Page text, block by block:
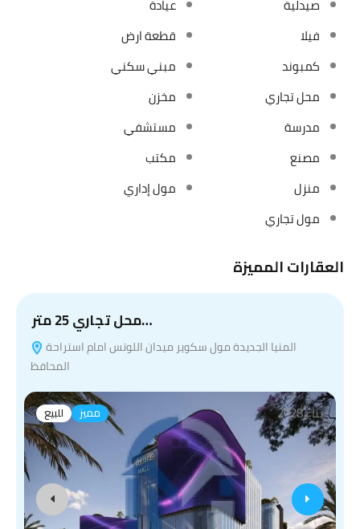
صيدلية
عيادة
فيلا
قطعة ارض
كمبوند
مبني سكني
محل تجاري
مخزن
مدرسة
مستشفي
مصنع
مكتب
منزل
مول إداري
مول تجاري
العقارات المميزة
محل تجاري 25 متر…
المحافظ
للبيع مميز بناء 2028